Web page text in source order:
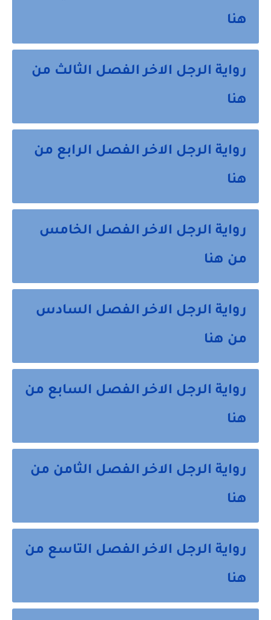
هنا
رواية الرجل الاخر الفصل الثالث من
هنا
رواية الرجل الاخر الفصل الرابع من
هنا
رواية الرجل الاخر الفصل الخامس
من هنا
رواية الرجل الاخر الفصل السادس
من هنا
رواية الرجل الاخر الفصل السابع من
هنا
رواية الرجل الاخر الفصل الثامن من
هنا
رواية الرجل الاخر الفصل التاسع من
هنا